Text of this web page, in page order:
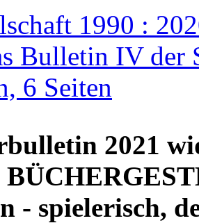
1990 :
Bulletin IV der
6 Seiten
2021
- spielerisch,